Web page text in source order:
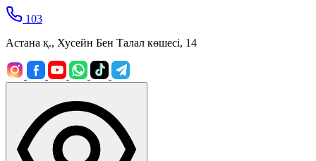
103
Астана қ., Хусейн Бен Талал көшесі, 14